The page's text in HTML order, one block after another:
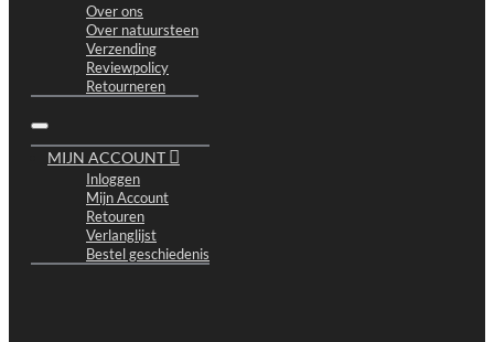
Over ons
Over natuursteen
Verzending
Reviewpolicy
Retourneren
MIJN ACCOUNT
Inloggen
Mijn Account
Retouren
Verlanglijst
Bestel geschiedenis